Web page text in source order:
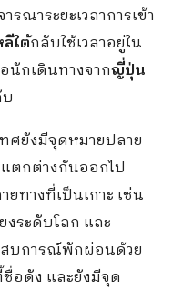
ณาระยะเวลาการเข้า
ลีใต้กลับใช้เวลาอยู่ใน
นักเดินทางจากญี่ปุ่น
ศยังมีจุดหมายปลาย
ตกต่างกันออกไป
ทางที่เป็นเกาะ เช่น
ระดับโลก และ
สบการณ์พักผ่อนด้วย
อดัง และยังมีจุด